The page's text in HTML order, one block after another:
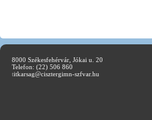
8000 Székesfehérvár, Jókai u. 20
Telefon: (22) 506 860
titkarsag@cisztergimn-szfvar.hu